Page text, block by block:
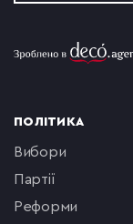
ПОЛІТИКА
вибори
партії
реформи